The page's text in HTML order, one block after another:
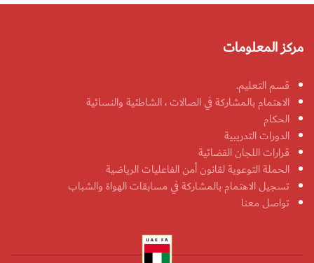
مركز المعلومات
قسم التعليم.
الاهتمام بالمشاركة في الصالات ، الشاطئية والنسائية
الحكام
الدورات التدريبية
قرارات اللجان القضائية
الحملة التوعوية لقانون أمن الفاعليات الرياضية
تسجيل الاهتمام بالمشاركة في مسابقات الهواة والشباب
تواصل معنا